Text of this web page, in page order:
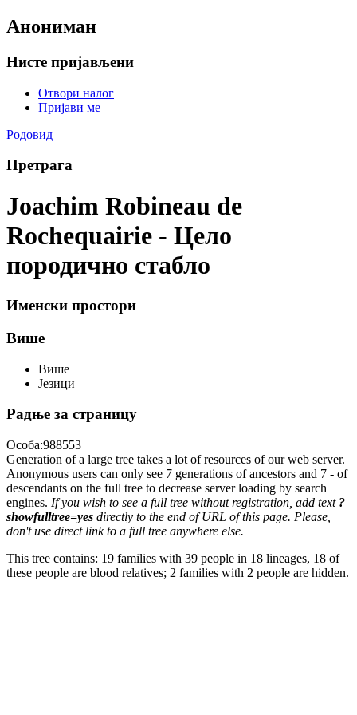
Анониман
Нисте пријављени
Отвори налог
Пријави ме
Родовид
Претрага
Joachim Robineau de
Rochequairie - Цело
породично стабло
Именски простори
Више
Више
Језици
Радње за страницу
Особа:988553
Generation of a large tree takes a lot of resources of our web server.
Anonymous users can only see 7 generations of ancestors and 7 - of
descendants on the full tree to decrease server loading by search
engines. If you wish to see a full tree without registration, add text ?
showfulltree=yes directly to the end of URL of this page. Please,
don't use direct link to a full tree anywhere else.
This tree contains: 19 families with 39 people in 18 lineages, 18 of
these people are blood relatives; 2 families with 2 people are hidden.